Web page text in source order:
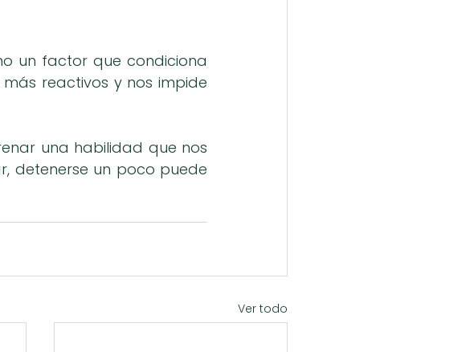
un factor que condiciona
reactivos y nos impide
una habilidad que nos
detenerse un poco puede
Ver todo